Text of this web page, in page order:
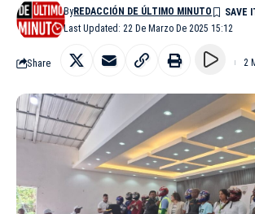
Last Updated: 22 De Marzo De 2025 15:12
ByREDACCIÓN DE ÚLTIMO MINUTO
Share 2